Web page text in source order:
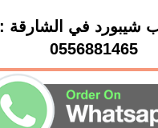
شيبورد في الشارقة :
0556881465